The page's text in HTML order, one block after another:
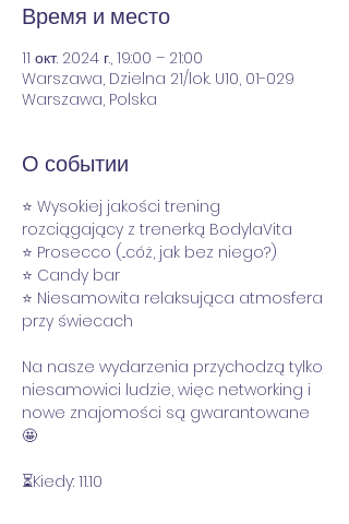
Время и место
11 окт. 2024 г., 19:00 – 21:00
Warszawa, Dzielna 21/lok. U10, 01-029
Warszawa, Polska
О событии
⭐️ Wysokiej jakości trening
rozciągający z trenerką BodylaVita
⭐️ Prosecco (...cóż, jak bez niego?)
⭐️ Candy bar
⭐️ Niesamowita relaksująca atmosfera
przy świecach
Na nasze wydarzenia przychodzą tylko
niesamowici ludzie, więc networking i
nowe znajomości są gwarantowane
🤩
⏳Kiedy: 11.10